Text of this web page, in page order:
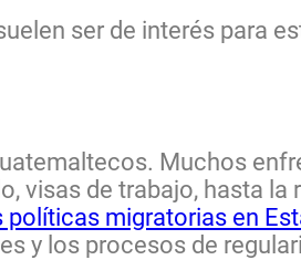
ser de interés para
Muchos
visas de trabajo, hasta la
migratorias en
y los procesos de